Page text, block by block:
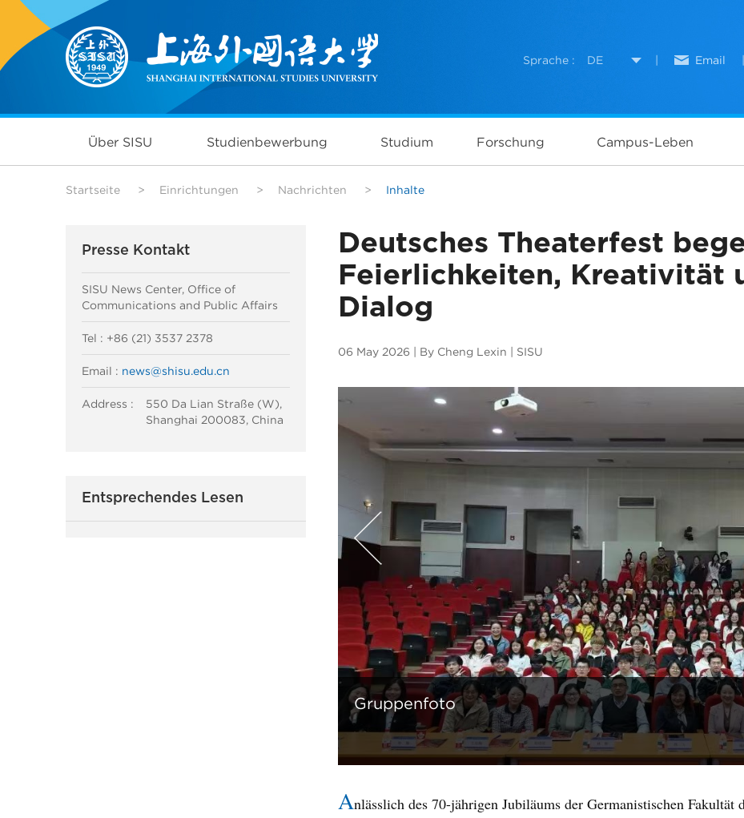
Sprache : DE Email
Über SISU Studienbewerbung Studium Forschung Campus-Leben
Startseite > Einrichtungen > Nachrichten > Inhalte
Presse Kontakt
SISU News Center, Office of
Communications and Public Affairs
Tel : +86 (21) 3537 2378
Email : news@shisu.edu.cn
Address :
550 Da Lian Straße (W),
Shanghai 200083, China
Entsprechendes Lesen
Deutsches Theaterfest
Feierlichkeiten, Kreativität
Dialog
06 May 2026 | By Cheng Lexin | SISU
Gruppenfoto
Anlässlich des 70-jährigen Jubiläums der Germanistischen